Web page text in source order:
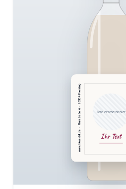
www.likoer24.de  ·  Flurstraße 6  ·  85354 Freising Foto erscheint hier
Ihr Text